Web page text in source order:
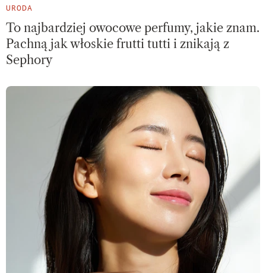
URODA
To najbardziej owocowe perfumy, jakie znam.
Pachną jak włoskie frutti tutti i znikają z
Sephory